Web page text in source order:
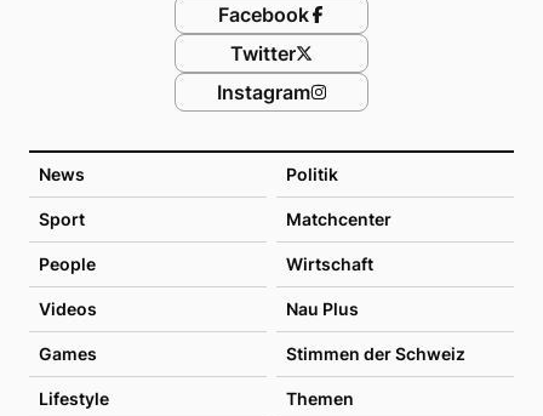
News Politik
Sport Matchcenter
People Wirtschaft
Videos Nau Plus
Games Stimmen der Schweiz
Lifestyle Themen
Facebook
Twitter
Instagram